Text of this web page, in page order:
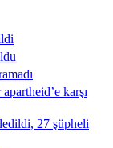
karşı
27 şüpheli